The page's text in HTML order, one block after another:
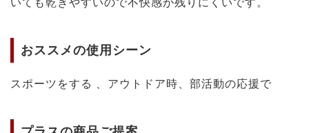
おススメの使用シーン
スポーツをする 、アウトドア時、部活動の応援で